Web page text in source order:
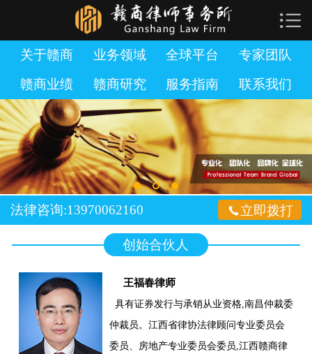
 网站首页
关于赣商
业务领域
专家团队
赣商业绩
赣商研究
加入赣商
联系我们

关于赣商 业务领域 全球平台
专家团队
赣商业绩
赣商研究 服务指南 联系我们
立即拨打
法律咨询:13970062160
创始合伙人
王福春律师
具有证券发行与承销从业资格,南昌仲裁委
仲裁员。江西省律协法律顾问专业委员会
委员、房地产专业委员会委员,江西赣商律